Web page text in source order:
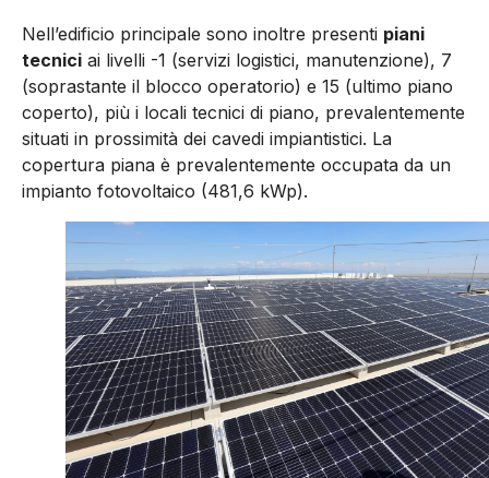
Nell’edificio principale sono inoltre presenti piani
tecnici ai livelli -1 (servizi logistici, manutenzione), 7
(soprastante il blocco operatorio) e 15 (ultimo piano
coperto), più i locali tecnici di piano, prevalentemente
situati in prossimità dei cavedi impiantistici. La
copertura piana è prevalentemente occupata da un
impianto fotovoltaico (481,6 kWp).